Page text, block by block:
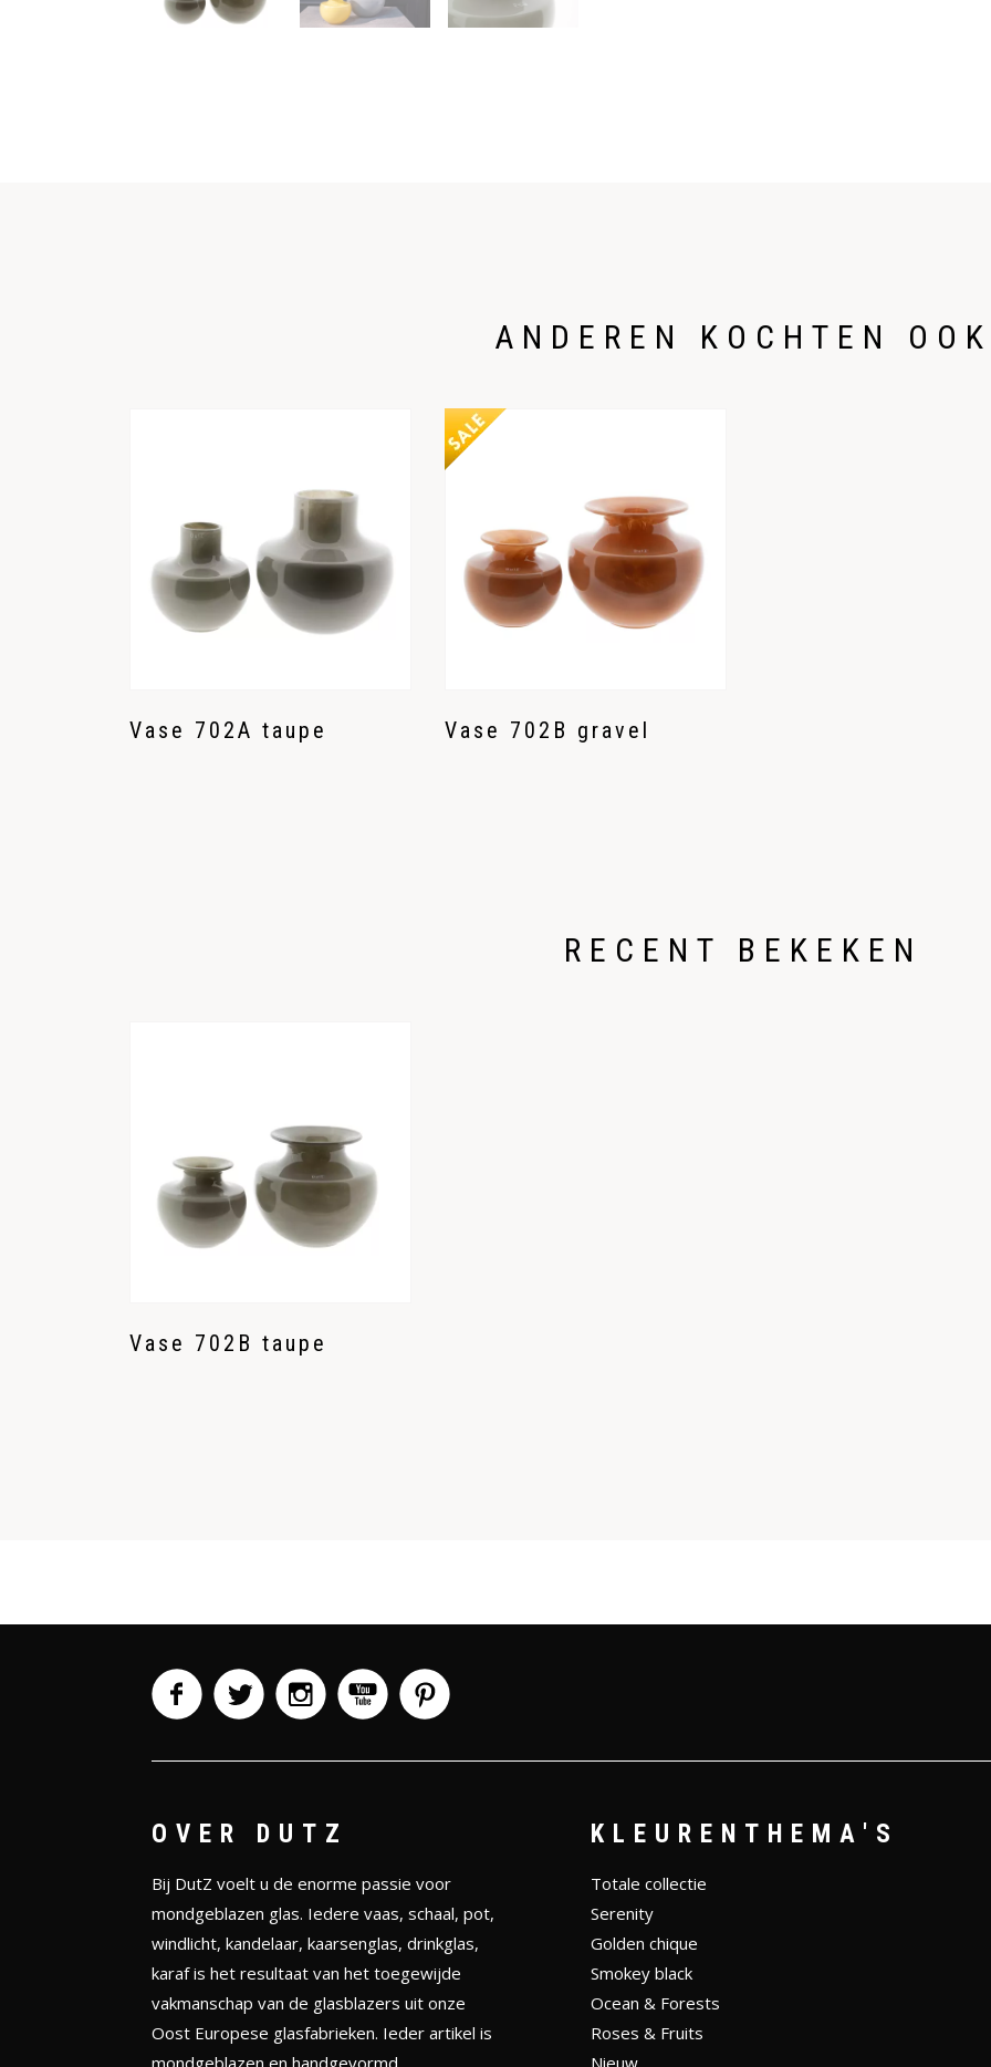
ANDEREN KOCHTEN OOK
Vase 702A taupe Vase 702B gravel
RECENT BEKEKEN
Vase 702B taupe
OVER DUTZ
Bij DutZ voelt u de enorme passie voor
mondgeblazen glas. Iedere vaas, schaal, pot,
windlicht, kandelaar, kaarsenglas, drinkglas,
karaf is het resultaat van het toegewijde
vakmanschap van de glasblazers uit onze
Oost Europese glasfabrieken. Ieder artikel is
mondgeblazen en handgevormd.
KLEURENTHEMA'S
Totale collectie
Serenity
Golden chique
Smokey black
Ocean & Forests
Roses & Fruits
Nieuw